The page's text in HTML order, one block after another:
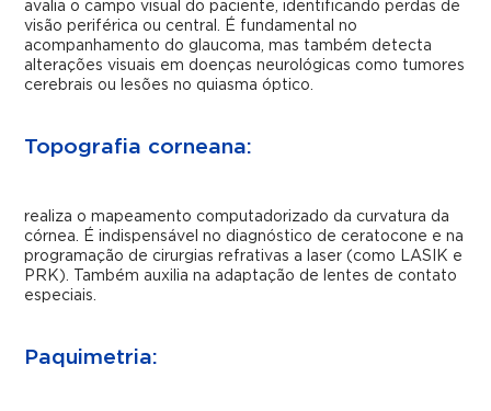
avalia o campo visual do paciente, identificando perdas de
visão periférica ou central. É fundamental no
acompanhamento do glaucoma, mas também detecta
alterações visuais em doenças neurológicas como tumores
cerebrais ou lesões no quiasma óptico.
Topografia corneana:
realiza o mapeamento computadorizado da curvatura da
córnea. É indispensável no diagnóstico de ceratocone e na
programação de cirurgias refrativas a laser (como LASIK e
PRK). Também auxilia na adaptação de lentes de contato
especiais.
Paquimetria: